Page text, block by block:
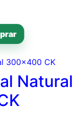
Natural